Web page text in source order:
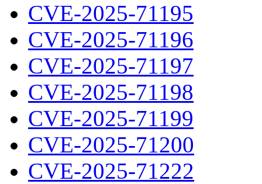
CVE-2025-71195
CVE-2025-71196
CVE-2025-71197
CVE-2025-71198
CVE-2025-71199
CVE-2025-71200
CVE-2025-71222